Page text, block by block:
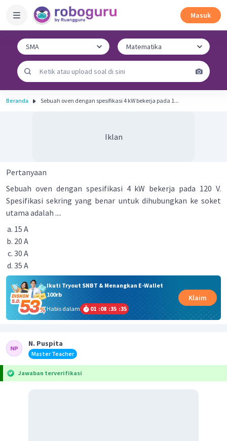
Masuk
Beranda Sebuah oven dengan spesifikasi 4 kW bekerja pada 1...
Iklan
Pertanyaan
Sebuah oven dengan spesifikasi 4 kW bekerja pada 120 V.
Spesifikasi sekring yang benar untuk dihubungkan ke soket
utama adalah ....
15 A
20 A
30 A
35 A
Ikuti Tryout SNBT & Menangkan E-Wallet
100rb
Habis dalam
01 :08 :35 :35
Klaim
N. Puspita
Master Teacher
Jawaban terverifikasi